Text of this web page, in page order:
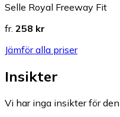
Selle Royal Freeway Fit
fr. 258 kr
Jämför alla priser
Insikter
Vi har inga insikter för